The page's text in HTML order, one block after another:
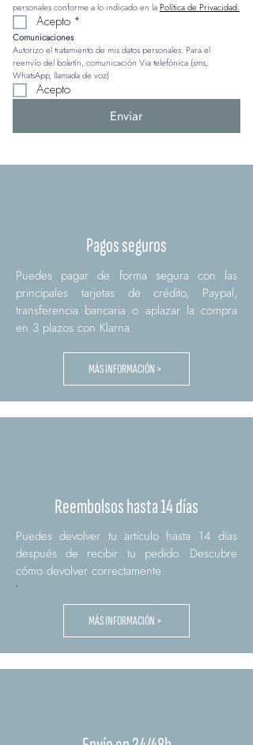
personales conforme a lo indicado en la Política de Privacidad.
Acepto *
Comunicaciones
Autorizo el tratamiento de mis datos personales. Para el
reenvío del boletín, comunicación Via telefónica (sms,
WhatsApp, llamada de voz)
Acepto
Enviar
Pagos seguros
Puedes pagar de forma segura con las
principales tarjetas de crédito, Paypal,
transferencia bancaria o aplazar la compra
en 3 plazos con Klarna.
MÁS INFORMACIÓN >
Reembolsos hasta 14 días
Puedes devolver tu artículo hasta 14 días
después de recibir tu pedido. Descubre
cómo devolver correctamente.
MÁS INFORMACIÓN >